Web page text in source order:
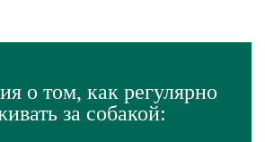
о том, как регулярно
за собакой: